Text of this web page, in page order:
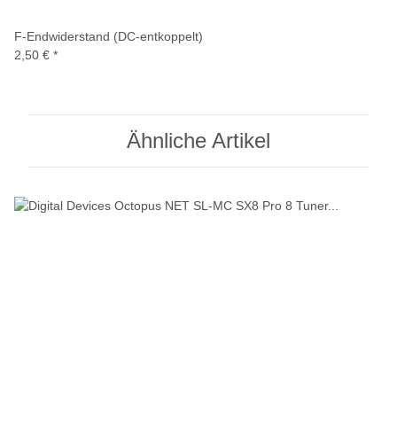
F-Endwiderstand (DC-entkoppelt)
2,50 € *
Ähnliche Artikel